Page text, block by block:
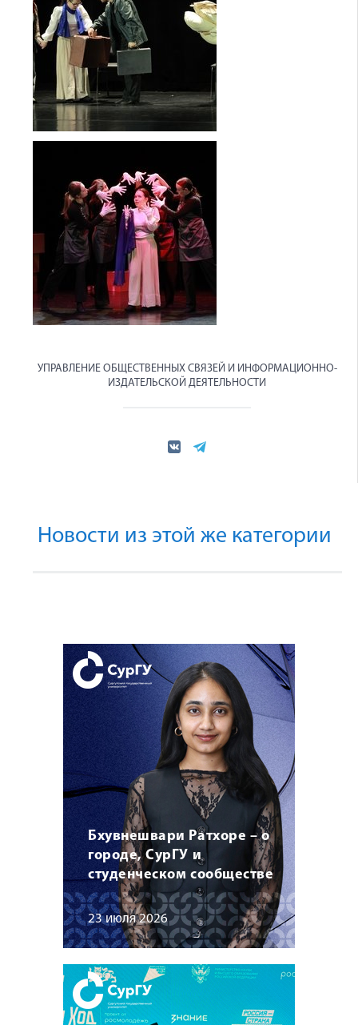
УПРАВЛЕНИЕ ОБЩЕСТВЕННЫХ СВЯЗЕЙ И ИНФОРМАЦИОННО-
ИЗДАТЕЛЬСКОЙ ДЕЯТЕЛЬНОСТИ
Новости из этой же категории
Бхувнешвари Ратхоре – о
городе, СурГУ и
студенческом сообществе
23 июля 2026